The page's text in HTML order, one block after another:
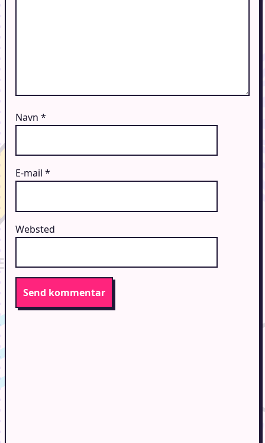
Navn *
E-mail *
Websted